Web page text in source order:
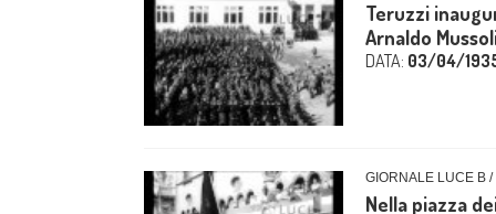
Teruzzi
Arnaldo
DATA: 03/04/
GIORNALE LUCE B
Nella piazza